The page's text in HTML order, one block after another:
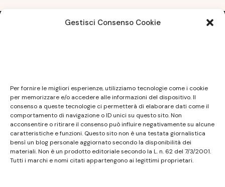
Gestisci Consenso Cookie
Per fornire le migliori esperienze, utilizziamo tecnologie come i cookie
per memorizzare e/o accedere alle informazioni del dispositivo. Il
consenso a queste tecnologie ci permetterà di elaborare dati come il
comportamento di navigazione o ID unici su questo sito. Non
acconsentire o ritirare il consenso può influire negativamente su alcune
caratteristiche e funzioni. Questo sito non è una testata giornalistica
bensì un blog personale aggiornato secondo la disponibilità dei
materiali. Non è un prodotto editoriale secondo la L. n. 62 del 7/3/2001.
Tutti i marchi e nomi citati appartengono ai legittimi proprietari.
non ha carattere periodico essendo aggiornato
secondo la disponibilità e la reperibilità dei materiali.
Pertanto non può essere considerato in alcun modo
un prodotto editoriale ai sensi della L. n. 62 del
7/3/2001. Tutti i marchi riportati appartengono ai
legittimi proprietari; marchi di terzi, nomi di prodotti,